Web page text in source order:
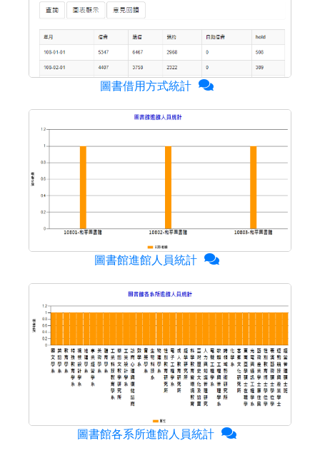
圖書借用方式統計
圖書館進館人員統計
圖書館各系所進館人員統計